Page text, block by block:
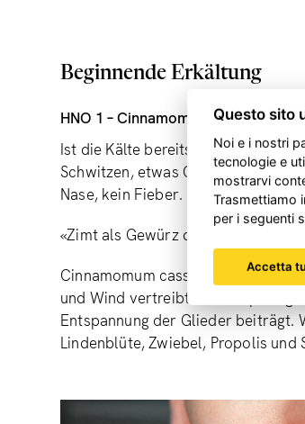
Beginnende Erkältung
HNO 1 – Cinnamomum comp.
Ist die Kälte bereits über die Poren
Schwitzen, etwas
Nase, kein Fieber. In dieser
«Zimt als Gewürz der Sonne
Cinnamomum cassia ex ramulus
und Wind vertreibt. Als Haupt-
Entspannung der Glieder beiträgt.
Lindenblüte, Zwiebel, Propolis und
Questo sito
Noi e i nostri
tecnologie e
mostrarvi
Trasmettiamo
per i seguenti
Accetta